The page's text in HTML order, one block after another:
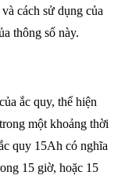
cách sử dụng của
thông số này.
ắc quy, thể hiện
một khoảng thời
quy 15Ah có nghĩa
15 giờ, hoặc 15